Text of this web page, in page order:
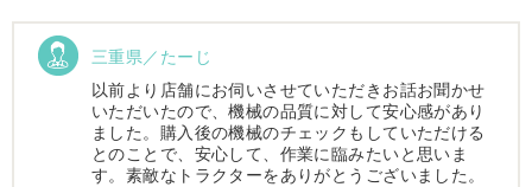
三重県／たーじ
以前より店舗にお伺いさせていただきお話お聞かせ
いただいたので、機械の品質に対して安心感があり
ました。購入後の機械のチェックもしていただける
とのことで、安心して、作業に臨みたいと思いま
す。素敵なトラクターをありがとうございました。